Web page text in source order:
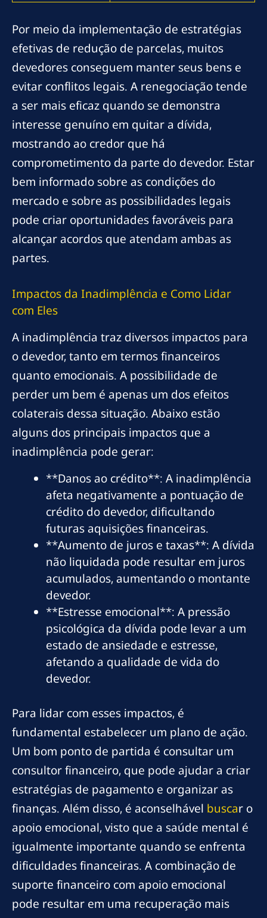
Por meio da implementação de estratégias
efetivas de redução de parcelas, muitos
devedores conseguem manter seus bens e
evitar conflitos legais. A renegociação tende
a ser mais eficaz quando se demonstra
interesse genuíno em quitar a dívida,
mostrando ao credor que há
comprometimento da parte do devedor. Estar
bem informado sobre as condições do
mercado e sobre as possibilidades legais
pode criar oportunidades favoráveis para
alcançar acordos que atendam ambas as
partes.
Impactos da Inadimplência e Como Lidar
com Eles
A inadimplência traz diversos impactos para
o devedor, tanto em termos financeiros
quanto emocionais. A possibilidade de
perder um bem é apenas um dos efeitos
colaterais dessa situação. Abaixo estão
alguns dos principais impactos que a
inadimplência pode gerar:
**Danos ao crédito**: A inadimplência
afeta negativamente a pontuação de
crédito do devedor, dificultando
futuras aquisições financeiras.
**Aumento de juros e taxas**: A dívida
não liquidada pode resultar em juros
acumulados, aumentando o montante
devedor.
**Estresse emocional**: A pressão
psicológica da dívida pode levar a um
estado de ansiedade e estresse,
afetando a qualidade de vida do
devedor.
Para lidar com esses impactos, é
fundamental estabelecer um plano de ação.
Um bom ponto de partida é consultar um
consultor financeiro, que pode ajudar a criar
estratégias de pagamento e organizar as
finanças. Além disso, é aconselhável buscar o
apoio emocional, visto que a saúde mental é
igualmente importante quando se enfrenta
dificuldades financeiras. A combinação de
suporte financeiro com apoio emocional
pode resultar em uma recuperação mais